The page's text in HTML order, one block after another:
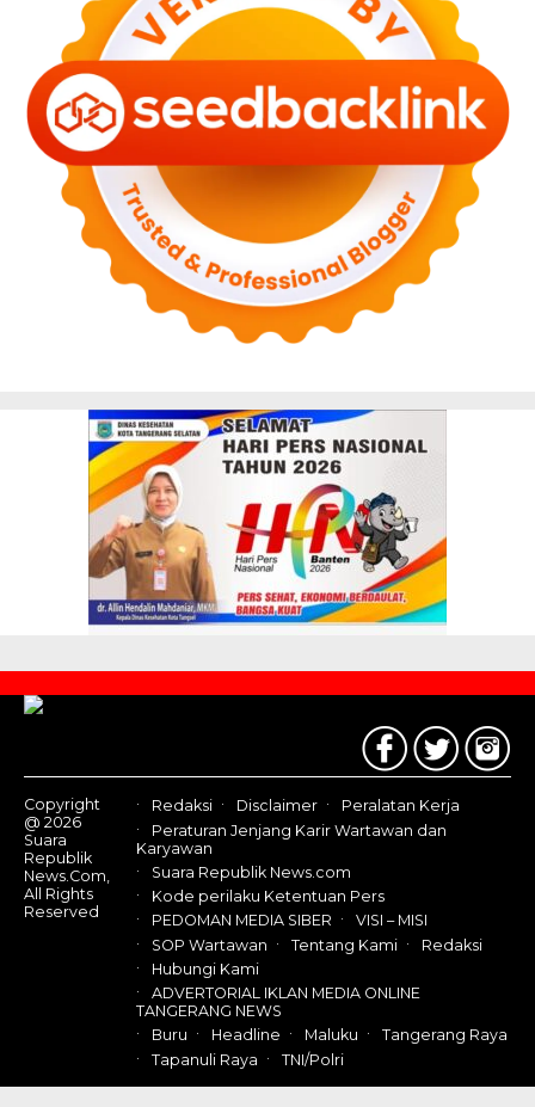
Contact
Us
Copyright
@ 2026
Suara
Republik
News.Com,
All Rights
Reserved
Redaksi Disclaimer
Peralatan Kerja
Peraturan Jenjang Karir Wartawan dan
Karyawan
Suara Republik News.com
Kode perilaku Ketentuan Pers
PEDOMAN MEDIA SIBER
VISI – MISI
SOP Wartawan
Tentang Kami
Redaksi
Hubungi Kami
ADVERTORIAL IKLAN MEDIA ONLINE
TANGERANG NEWS
Buru
Headline Maluku
Tangerang Raya
Tapanuli Raya
TNI/Polri